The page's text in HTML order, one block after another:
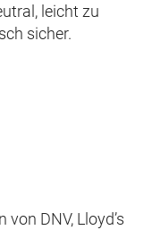
leicht zu
sicher.
von DNV, Lloyd’s